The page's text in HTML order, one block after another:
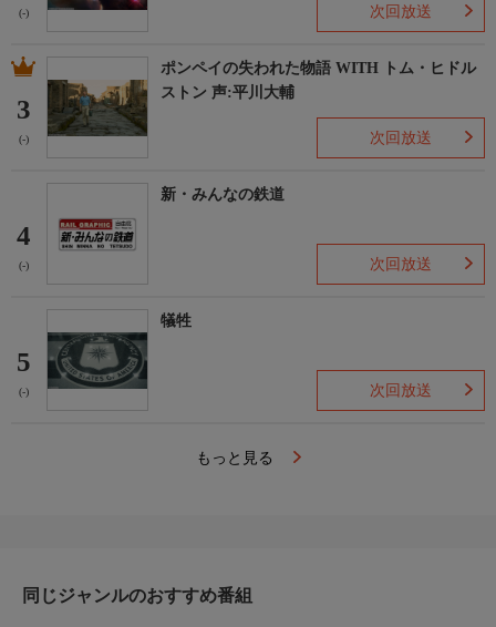
(-) 次回放送
3
(-)
ポンペイの失われた物語 WITH トム・ヒドル
ストン 声:平川大輔
次回放送
4
(-)
新・みんなの鉄道
次回放送
5
(-)
犠牲
次回放送
もっと見る
同じジャンルのおすすめ番組